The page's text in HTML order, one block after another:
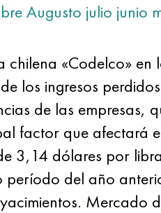
Augusto julio junio
«Codelco» en
los ingresos
de las empresas,
factor que afectará
3,14 dólares por
período del año
Mercado